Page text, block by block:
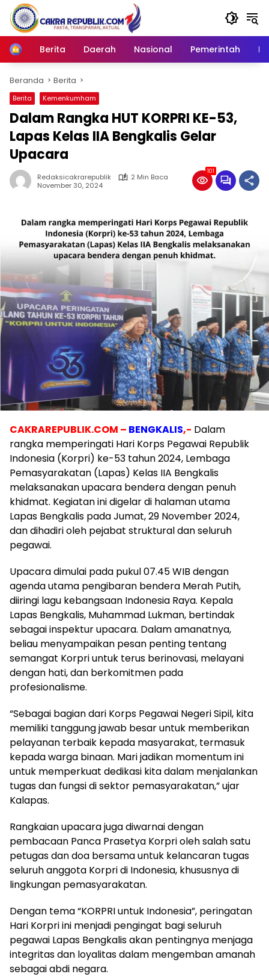
Langsung
konten
Home
Berita Daerah Nasional Pemerintah
Beranda Berita
Berita Kemenkumham
Dalam Rangka HUT KORPRI KE-53,
Lapas Kelas IIA Bengkalis Gelar
Upacara
Redaksicakrarepublik
2 Min Baca
November 30, 2024
101
CAKRAREPUBLIK.COM – BENGKALIS,- Dalam
rangka memperingati Hari Korps Pegawai Republik
Indonesia (Korpri) ke-53 tahun 2024, Lembaga
Pemasyarakatan (Lapas) Kelas IIA Bengkalis
melaksanakan upacara bendera dengan penuh
khidmat. Kegiatan ini digelar di halaman utama
Lapas Bengkalis pada Jumat, 29 November 2024,
dan dihadiri oleh pejabat struktural dan seluruh
pegawai.
Upacara dimulai pada pukul 07.45 WIB dengan
agenda utama pengibaran bendera Merah Putih,
diiringi lagu kebangsaan Indonesia Raya. Kepala
Lapas Bengkalis, Muhammad Lukman, bertindak
sebagai inspektur upacara. Dalam amanatnya,
beliau menyampaikan pesan penting tentang
semangat Korpri untuk terus berinovasi, melayani
dengan hati, dan berkomitmen pada
profesionalisme.
“Sebagai bagian dari Korps Pegawai Negeri Sipil, kita
memiliki tanggung jawab besar untuk memberikan
pelayanan terbaik kepada masyarakat, termasuk
kepada warga binaan. Mari jadikan momentum ini
untuk memperkuat dedikasi kita dalam menjalankan
tugas dan fungsi di sektor pemasyarakatan,” ujar
Kalapas.
Rangkaian upacara juga diwarnai dengan
pembacaan Panca Prasetya Korpri oleh salah satu
petugas dan doa bersama untuk kelancaran tugas
seluruh anggota Korpri di Indonesia, khususnya di
lingkungan pemasyarakatan.
Dengan tema “KORPRI untuk Indonesia”, peringatan
Hari Korpri ini menjadi pengingat bagi seluruh
pegawai Lapas Bengkalis akan pentingnya menjaga
integritas dan loyalitas dalam mengemban amanah
sebagai abdi negara.